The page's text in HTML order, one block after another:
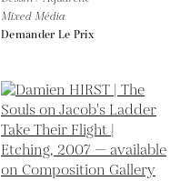
Mixed Média
Demander Le Prix